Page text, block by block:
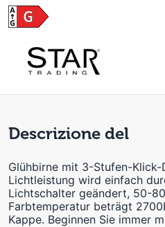
Descrizione del
Glühbirne mit 3-Stufen-Klick-
Lichtleistung wird einfach
Lichtschalter geändert, 50-
Farbtemperatur beträgt
Kappe. Beginnen Sie immer